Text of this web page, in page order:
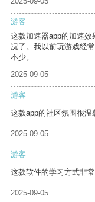
游客
这款加速器app的加速
况了。我以前玩游戏经
不少。
2025-09-05
游客
这款app的社区氛围很温
2025-09-05
游客
这款软件的学习方式非
2025-09-05